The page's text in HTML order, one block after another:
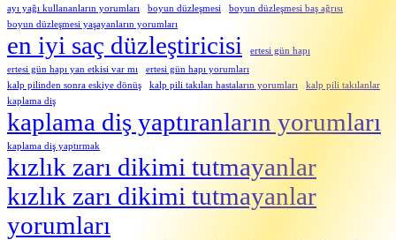
ayı yağı kullananların yorumları
boyun düzleşmesi
boyun düzleşmesi baş ağrısı
boyun düzleşmesi yaşayanların yorumları
en iyi saç düzleştiricisi
ertesi gün hapı
ertesi gün hapı yan etkisi var mı
ertesi gün hapı yorumları
kalp pilinden sonra eskiye dönüş
kalp pili takılan hastaların yorumları
kalp pili takılanlar
kaplama diş
kaplama diş yaptıranların yorumları
kaplama diş yaptırmak
kızlık zarı dikimi tutmayanlar
kızlık zarı dikimi tutmayanlar
yorumları